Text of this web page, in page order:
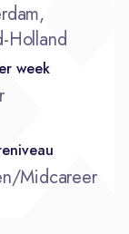
Holland
week
Midcareer